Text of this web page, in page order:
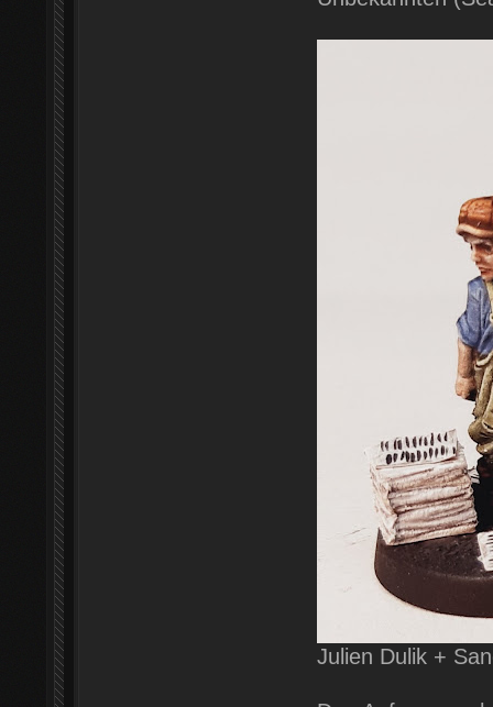
Julien Dulik +